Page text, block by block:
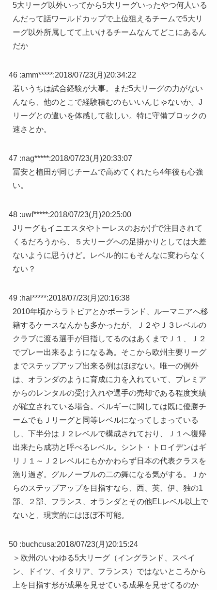
5大リーグ以外いってから5大リーグいったやつ何人いる
んだって話ワールドカップで上位狙えるチームで5大リ
ーグ以外所属してて上いけるチームなんてどこにあるん
だか
46 :amm*****:2018/07/23(月)20:34:22
若いうちは試合経験が大事。まだ5大リーグの力がない
んなら、他のとこで経験積むのもいいんじゃないか。J
リーグとの違いを体感して欲しい。特に守備ブロックの
速さとか。
47 :nag*****:2018/07/23(月)20:33:07
冨安と植田が同じチームで高めてくれたら4年後も心強
い。
48 :uwf*****:2018/07/23(月)20:25:00
Jリーグもイニエスタやトーレスのおかげで注目されて
くるだろうから、５大リーグへの足掛かりとしては大差
ないように思うけど。レベル的にもそんなに変わらなく
ない？
49 :hal*****:2018/07/23(月)20:16:38
2010年頃からラトビアとかポーランド、ルーマニアへ移
籍するケースなんかも多かったが、Ｊ２やＪ３レベルの
クラブに渡る選手が目指してるのはあくまでＪ１、Ｊ２
でプレー出来るようになる為。そこから欧州主要リーグ
までステップアップ出来る例はほぼない。唯一の例外
は、オランダのように育成に力を入れていて、プレミア
からのレンタルの受け入れや選手の売却である程度実績
が確立されている場合。ベルギーに関しては既に優勝チ
ームでもＪリーグと同等レベルになってしまっている
し、下半分はＪ２レベルで構成されており、Ｊ１へ復帰
出来たら成功と呼べるレベル。シント・トロイデンはギ
リＪ１～Ｊ２レベルにもかかわらず日本の代表クラスを
漁り過ぎ。グルノーブルの二の舞になる気がする。Ｊか
らのステップアップを目指すなら、西、英、伊、独の1
部、２部、フランス、オランダとその他ELレベル以上で
ないと、現実的にはほぼ不可能。
50 :buchcusa:2018/07/23(月)20:15:24
＞欧州のいわゆる5大リーグ（イングランド、スペイ
ン、ドイツ、イタリア、フランス）ではないところから
上を目指す形が成果を見せている成果を見せてるのか